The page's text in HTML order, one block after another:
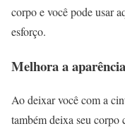
corpo e você pode usar
esforço.
Melhora a
Ao deixar você com a
também deixa seu corpo